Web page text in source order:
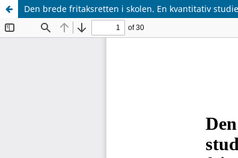
Den brede fritaksretten i skolen. En kvantitativ